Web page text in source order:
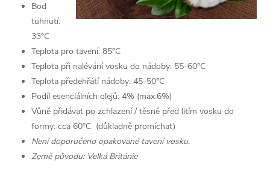
Bod
tuhnutí:
33°C
Teplota pro tavení: 85°C
Teplota při nalévání vosku do nádoby: 55-60°C
Teplota předehřátí nádoby: 45-50°C
Podíl esenciálních olejů: 4% (max.6%)
Vůně přidávat po zchlazení / těsně před litím vosku do
formy: cca 60°C (důkladně promíchat)
Není doporučeno opakované tavení vosku.
Země původu: Velká Británie